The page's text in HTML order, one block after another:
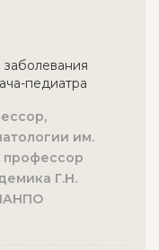
педиатра
им.
профессор
Г.Н.